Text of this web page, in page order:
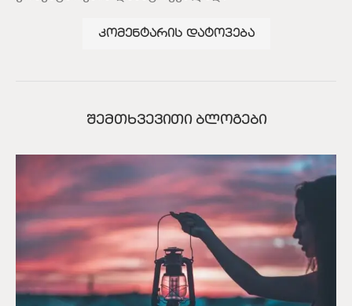
ᲨᲔᲛᲗᲮᲕᲔᲕᲘᲗᲘ ᲑᲚᲝᲒᲔᲑᲘ